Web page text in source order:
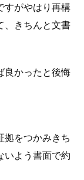
すがやはり再構
、きちんと文書
良かったと後悔
拠をつかみきち
いよう書面で約